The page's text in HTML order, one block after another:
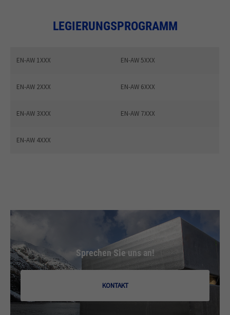
LEGIERUNGSPROGRAMM
EN-AW 1XXX EN-AW 5XXX
EN-AW 2XXX EN-AW 6XXX
EN-AW 3XXX EN-AW 7XXX
EN-AW 4XXX
Sprechen Sie uns an!
KONTAKT